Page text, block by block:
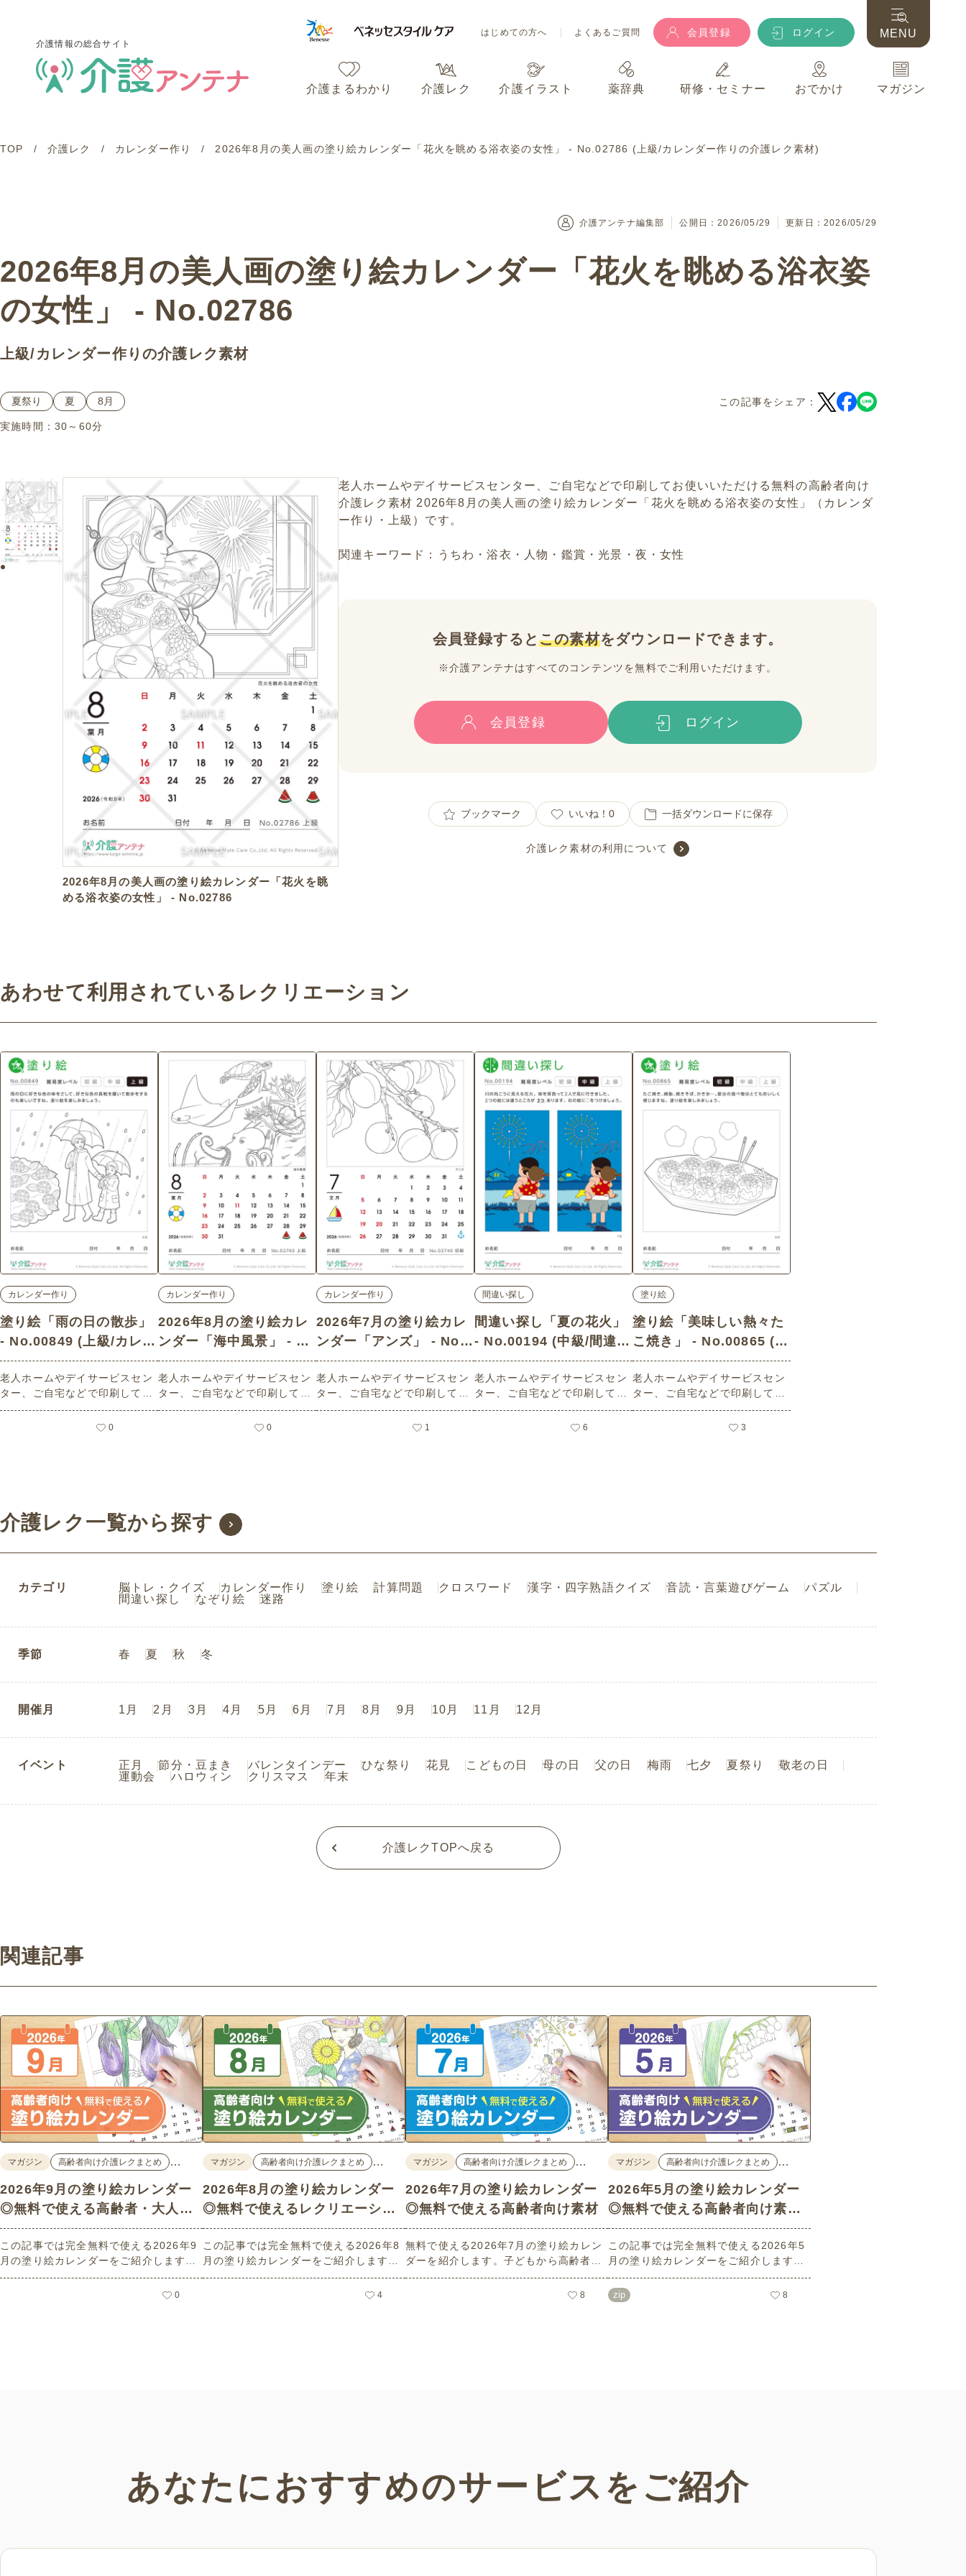
介護情報の総合サイト
はじめての方へ よくあるご質問 会員登録 ログイン
介護まるわかり 介護レク 介護イラスト 薬辞典 研修・セミナー おでかけ マガジン
MENU
介護情報の総合サイト
TOP 介護レク カレンダー作り 2026年8月の美人画の塗り絵カレンダー「花火を眺める浴衣姿の女性」 - No.02786 (上級/カレンダー作りの介護レク素材)
介護アンテナ編集部 公開日：2026/05/29 更新日：2026/05/29
2026年8月の美人画の塗り絵カレンダー「花火を眺める浴衣姿
の女性」 - No.02786
上級/カレンダー作りの介護レク素材
夏祭り 夏 8月 この記事をシェア：
実施時間： 30～60分
2026年8月の美人画の塗り絵カレンダー「花火を眺
める浴衣姿の女性」 - No.02786
老人ホームやデイサービスセンター、ご自宅などで印刷してお使いいただける無料の高齢者向け
介護レク素材 2026年8月の美人画の塗り絵カレンダー「花火を眺める浴衣姿の女性」（カレンダ
ー作り・上級）です。
関連キーワード：うちわ・浴衣・人物・鑑賞・光景・夜・女性
会員登録するとこの素材をダウンロードできます。
※介護アンテナはすべてのコンテンツを無料でご利用いただけます。
会員登録 ログイン
ブックマーク いいね！ 0 一括ダウンロードに保存
介護レク素材の利用について
あわせて利用されているレクリエーション
カレンダー作り
塗り絵「雨の日の散歩」
- No.00849 (上級/カレン
ダー作りの介護レク素材)
老人ホームやデイサービスセン
ター、ご自宅などで印刷してお
使いいただける無料の高齢者向
け介護レク素材 塗り絵「雨の日
0
カレンダー作り
2026年8月の塗り絵カレ
ンダー「海中風景」 - N
o.02765 (上級/カレンダ
ー作りの介護レク素材)
老人ホームやデイサービスセン
ター、ご自宅などで印刷してお
使いいただける無料の高齢者向
け介護レク素材 2026年8月の塗
水中世界
0
カレンダー作り
2026年7月の塗り絵カレ
ンダー「アンズ」 - No.0
2740 (初級/カレンダー作
りの介護レク素材)
老人ホームやデイサービスセン
ター、ご自宅などで印刷してお
使いいただける無料の高齢者向
け介護レク素材 2026年7月の塗
1
間違い探し
間違い探し「夏の花火」
- No.00194 (中級/間違い
探しの介護レク素材)
老人ホームやデイサービスセン
ター、ご自宅などで印刷してお
使いいただける無料の高齢者向
け介護レク素材（間違い探し・
6
塗り絵
塗り絵「美味しい熱々た
こ焼き」 - No.00865 (初
級/塗り絵の介護レク素
材)
老人ホームやデイサービスセン
ター、ご自宅などで印刷してお
使いいただける無料の高齢者向
け介護レク素材 塗り絵「美味し
3
介護レク一覧から探す
カテゴリ 脳トレ・クイズ カレンダー作り 塗り絵 計算問題 クロスワード 漢字・四字熟語クイズ 音読・言葉遊びゲーム
パズル
間違い探し
なぞり絵 迷路
季節 春 夏 秋 冬
開催月 1月 2月 3月 4月 5月 6月 7月 8月 9月 10月 11月 12月
イベント 正月 節分・豆まき バレンタインデー ひな祭り 花見 こどもの日 母の日 父の日 梅雨 七夕 夏祭り
敬老の日
運動会
ハロウィン クリスマス 年末
介護レクTOPへ戻る
関連記事
マガジン 高齢者向け介護レクまとめ …
2026年9月の塗り絵カレンダー
◎無料で使える高齢者・大人向
け素材
この記事では完全無料で使える2026年9
月の塗り絵カレンダーをご紹介します。
人気で定番のお花モチーフのイラストや
秋の思い出のイラストなど、使いやすい
0
マガジン 高齢者向け介護レクまとめ …
2026年8月の塗り絵カレンダー
◎無料で使えるレクリエーショ
ン素材
この記事では完全無料で使える2026年8
月の塗り絵カレンダーをご紹介します。
人気で定番のお花モチーフのイラストや
夏の思い出のイラストなど、使いやすい
4
マガジン 高齢者向け介護レクまとめ …
2026年7月の塗り絵カレンダー
◎無料で使える高齢者向け素材
無料で使える2026年7月の塗り絵カレン
ダーを紹介します。子どもから高齢者ま
でどなたでもお使いいただけて、花や植
物などの人気モチーフもあり、簡単なも
8
マガジン 高齢者向け介護レクまとめ …
2026年5月の塗り絵カレンダー
◎無料で使える高齢者向け素材
集
この記事では完全無料で使える2026年5
月の塗り絵カレンダーをご紹介します。
こどもの日や母の日などの季節感を感じ
られる塗り絵が満載です！商用フリーで
さまざまなシーンで無制限でお使いいた
zip 8
あなたにおすすめのサービスをご紹介